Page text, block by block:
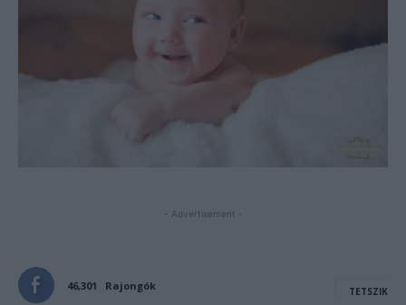
- Advertisement -
46,301 Rajongók TETSZIK